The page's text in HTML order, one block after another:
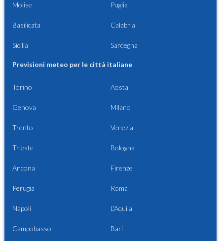
Molise Puglia
Basilicata Calabria
Sicilia Sardegna
Previsioni meteo per le città italiane
Torino Aosta
Genova Milano
Trento Venezia
Trieste Bologna
Ancona Firenze
Perugia Roma
Napoli L'Aquila
Campobasso Bari